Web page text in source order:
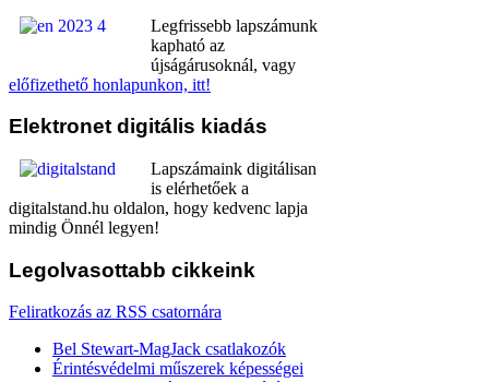
Legfrissebb lapszámunk
kapható az
újságárusoknál, vagy
előfizethető honlapunkon, itt!
Elektronet digitális kiadás
Lapszámaink digitálisan
is elérhetőek a
digitalstand.hu oldalon, hogy kedvenc lapja
mindig Önnél legyen!
Legolvasottabb cikkeink
Feliratkozás az RSS csatornára
Bel Stewart-MagJack csatlakozók
Érintésvédelmi műszerek képességei